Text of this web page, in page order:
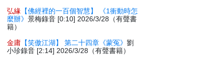
弘緣 【佛經裡的一百個智慧】 《1衝動時怎
麼辦》景梅錄音 [0:10] 2026/3/28（有聲書
籍）
金庸 【笑傲江湖】 第二十四章《蒙冤》劉
小珍錄音 [2:14] 2026/3/28（有聲書籍）